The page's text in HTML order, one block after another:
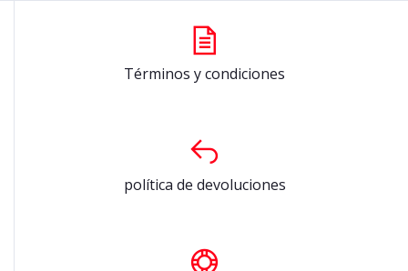
Términos y condiciones
política de devoluciones